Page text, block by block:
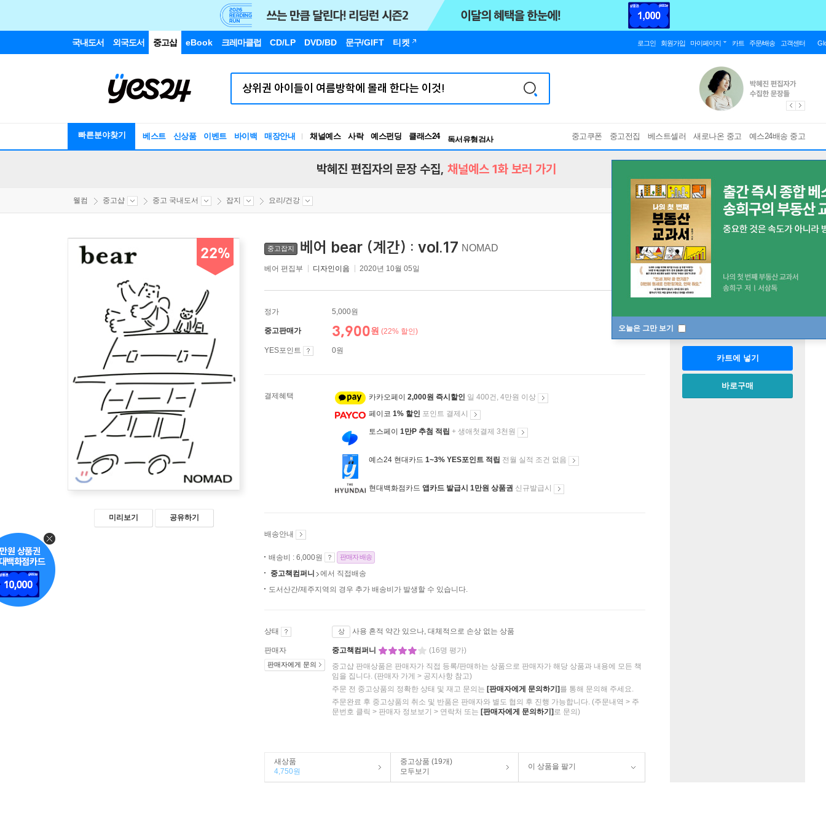
국내도서 외국도서 중고샵 eBook 크레마클럽 CD/LP DVD/BD 문구/GIFT 티켓 로그인 회원가입 마이페이지 카트 주문/배송 고객센터
빠른분야찾기 베스트 신상품 이벤트 바이백 매장안내 채널예스 사락 예스펀딩 클래스24
독서유형검사
중고쿠폰 중고전집 베스트셀러 새로나온 중고 예스24배송 중고
오늘은 그만 보기
박혜진 편집자의 문장 수집, 채널예스 1화 보러 가기
웰컴 중고샵 중고 국내도서 잡지 요리/건강
22%
미리보기 공유하기
중고잡지 베어 bear (계간) : vol.17 NOMAD
베어 편집부 디자인이음 2020년 10월 05일
정가 5,000원
중고판매가 3,900원 (22% 할인)
YES포인트 0원
결제혜택 카카오페이 2,000원 즉시할인 일 400건, 4만원 이상
페이코 1% 할인 포인트 결제시
토스페이 1만P 추첨 적립 + 생애첫결제 3천원
예스24 현대카드 1~3% YES포인트 적립 전월 실적 조건 없음
현대백화점카드 앱카드 발급시 1만원 상품권 신규발급시
배송안내
배송비 : 6,000원 판매자 배송
중고책컴퍼니
에서 직접배송
도서산간/제주지역의 경우 추가 배송비가 발생할 수 있습니다.
상태 상 사용 흔적 약간 있으나, 대체적으로 손상 없는 상품
판매자
판매자에게 문의
중고책컴퍼니
(16명 평가)
중고샵 판매상품은 판매자가 직접 등록/판매하는 상품으로 판매자가 해당 상품과 내용에 모든 책
임을 집니다. (판매자 가게 > 공지사항 참고)
주문 전 중고상품의 정확한 상태 및 재고 문의는 [판매자에게 문의하기] 를 통해 문의해 주세요.
주문완료 후 중고상품의 취소 및 반품은 판매자와 별도 협의 후 진행 가능합니다. (주문내역 > 주
문번호 클릭 > 판매자 정보보기 > 연락처 또는 [판매자에게 문의하기] 로 문의)
새상품
4,750원
중고상품 (19개)
모두보기
이 상품을 팔기
수량
카트에 넣기
바로구매